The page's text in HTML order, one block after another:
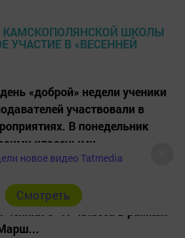
«доброй» недели ученики
участвовали в
В понедельник
классными
акции «Доброе здоровье»
здорового
утреннюю зарядку и
8 «А» класса в рамках
новое видео Tatmedia
Cмотреть